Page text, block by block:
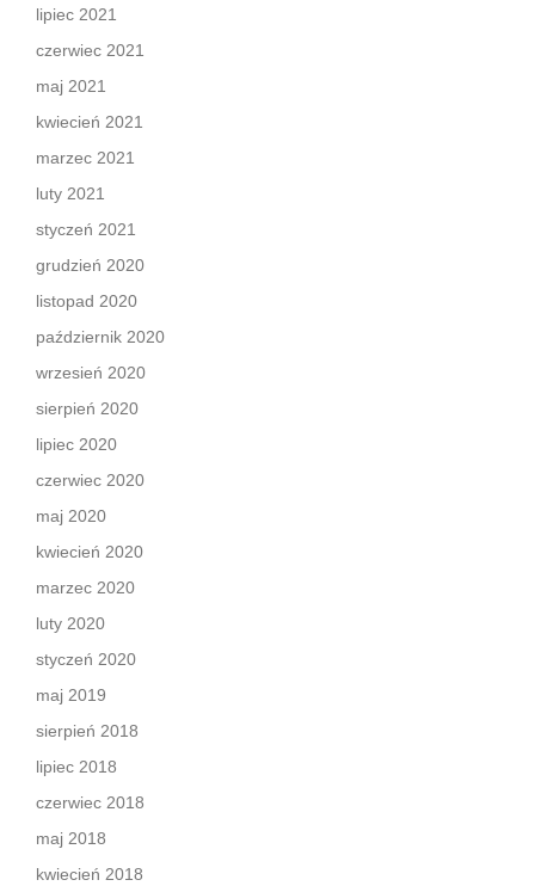
lipiec 2021
czerwiec 2021
maj 2021
kwiecień 2021
marzec 2021
luty 2021
styczeń 2021
grudzień 2020
listopad 2020
październik 2020
wrzesień 2020
sierpień 2020
lipiec 2020
czerwiec 2020
maj 2020
kwiecień 2020
marzec 2020
luty 2020
styczeń 2020
maj 2019
sierpień 2018
lipiec 2018
czerwiec 2018
maj 2018
kwiecień 2018